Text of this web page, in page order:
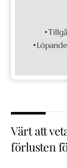
Värt att
förlusten